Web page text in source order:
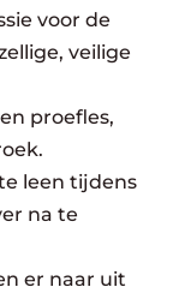
voor de
veilige
proefles,
leen tijdens
na te
er naar uit